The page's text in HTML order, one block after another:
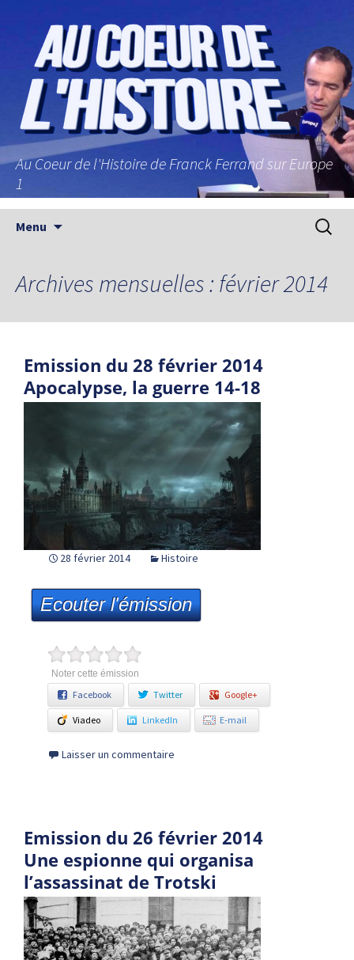
Au Coeur de l'Histoire de Franck Ferrand sur Europe
1
Menu
Archives mensuelles : février 2014
Emission du 28 février 2014
Apocalypse, la guerre 14-18
28 février 2014 Histoire
Ecouter l'émission
Noter cette émission
Facebook Twitter Google+
Viadeo LinkedIn E-mail
Laisser un commentaire
Emission du 26 février 2014
Une espionne qui organisa
l’assassinat de Trotski